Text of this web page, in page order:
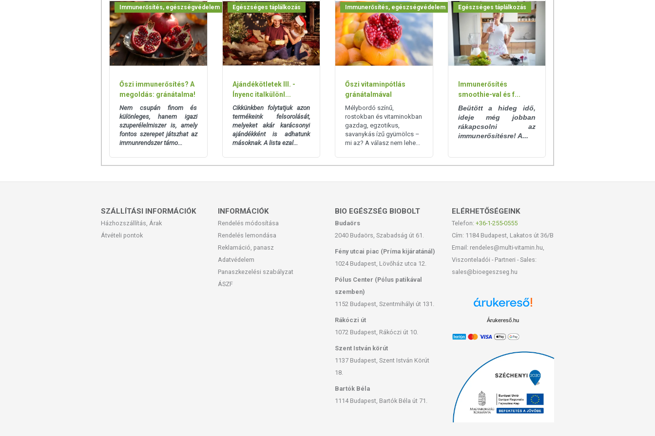
Immunerősítés, egészségvédelem
Őszi immunerősítés? A
megoldás: gránátalma!
Nem csupán finom és
különleges, hanem igazi
szuperélelmiszer is, amely
fontos szerepet játszhat az
immunrendszer támo...
Egészséges táplálkozás
Ajándékötletek III. -
Ínyenc italkülönl...
Cikkünkben folytatjuk azon
termékeink felsorolását,
melyeket akár karácsonyi
ajándékként is adhatunk
másoknak. A lista ezal...
Immunerősítés, egészségvédelem
Őszi vitaminpótlás
gránátalmával
Mélybordó színű,
rostokban és vitaminokban
gazdag, egzotikus,
savanykás ízű gyümölcs –
mi az? A válasz nem lehe...
Egészséges táplálkozás
Immunerősítés
smoothie-val és f...
Beütött a hideg idő,
ideje még jobban
rákapcsolni az
immunerősítésre! A...
SZÁLLÍTÁSI INFORMÁCIÓK
Házhozszállítás, Árak
Átvételi pontok
INFORMÁCIÓK
Rendelés módosítása
Rendelés lemondása
Reklamáció, panasz
Adatvédelem
Panaszkezelési szabályzat
ÁSZF
BIO EGÉSZSÉG BIOBOLT
Budaörs
2040 Budaörs, Szabadság út 61.
Fény utcai piac (Príma kijáratánál)
1024 Budapest, Lövőház utca 12.
Pólus Center (Pólus patikával
szemben)
1152 Budapest, Szentmihályi út 131.
Rákóczi út
1072 Budapest, Rákóczi út 10.
Szent István körút
1137 Budapest, Szent István Körút
18.
Bartók Béla
1114 Budapest, Bartók Béla út 71.
ELÉRHETŐSÉGEINK
Telefon: +36-1-255-0555
Cím: 1184 Budapest, Lakatos út 36/B
Email: rendeles@multi-vitamin.hu,
Viszonteladói - Partneri - Sales:
sales@bioegeszseg.hu
Árukereső.hu